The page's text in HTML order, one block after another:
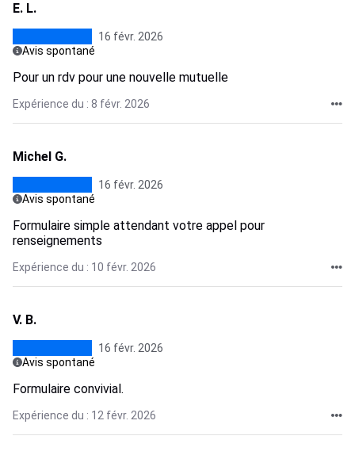
E. L.
16 févr. 2026
Avis spontané
Pour un rdv pour une nouvelle mutuelle
Expérience du : 8 févr. 2026
Michel G.
16 févr. 2026
Avis spontané
Formulaire simple attendant votre appel pour
renseignements
Expérience du : 10 févr. 2026
V. B.
16 févr. 2026
Avis spontané
Formulaire convivial.
Expérience du : 12 févr. 2026